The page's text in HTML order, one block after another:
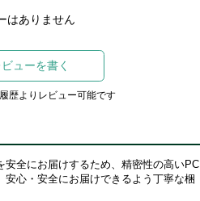
はありません
ューを書く
歴よりレビュー可能です
安全にお届けするため、精密性の高いPC
心・安全にお届けできるよう丁寧な梱